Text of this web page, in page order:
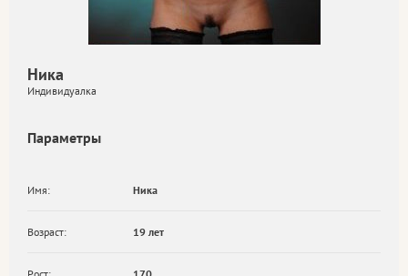
Ника
Индивидуалка
Параметры
Имя: Ника
Возраст: 19 лет